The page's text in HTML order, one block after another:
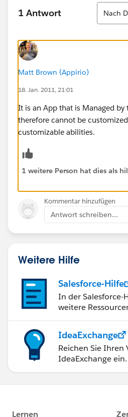
1 Antwort
Sortieren
Nach
Matt Brown (Appirio)
18. Jan. 2011, 21:01
It is an App that is Managed by
therefore cannot be
customizable abilities.
1 weitere Person hat dies als
Kommentar hinzufügen
Antwort schreiben...
Weitere Hilfe
Salesforce-Hilfe
In der Salesforce-
weitere
IdeaExchange
Reichen Sie Ihren
IdeaExchange ein.